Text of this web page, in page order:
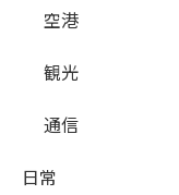
空港
観光
通信
日常